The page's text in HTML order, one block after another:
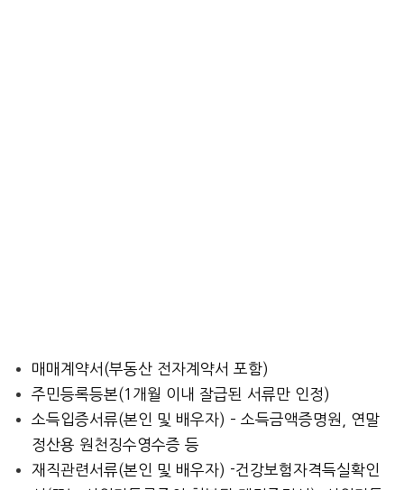
매매계약서(부동산 전자계약서 포함)
주민등록등본(1개월 이내 잘급된 서류만 인정)
소득입증서류(본인 및 배우자) – 소득금액증명원, 연말
정산용 원천징수영수증 등
재직관련서류(본인 및 배우자) -건강보험자격득실확인